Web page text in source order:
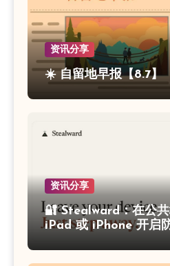
资讯分享
☀️ 自留地早报【8.7】
资讯分享
🔐 Stealward：在公
iPad 或 iPhone 开启